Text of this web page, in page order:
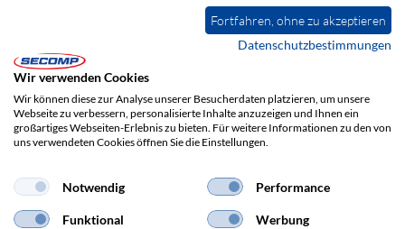
Impressum Haftungsausschluss
Fortfahren, ohne zu akzeptieren
Datenschutzbestimmungen
Wir verwenden Cookies
Wir können diese zur Analyse unserer Besucherdaten platzieren, um unsere
Webseite zu verbessern, personalisierte Inhalte anzuzeigen und Ihnen ein
großartiges Webseiten-Erlebnis zu bieten. Für weitere Informationen zu den von
uns verwendeten Cookies öffnen Sie die Einstellungen.
Notwendig Performance
Funktional Werbung